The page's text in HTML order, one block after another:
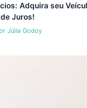
Adquira seu
Juros!
Júlia Godoy